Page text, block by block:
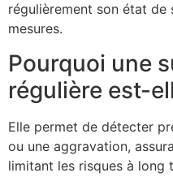
régulièrement son état de
mesures.
Pourquoi une
régulière est-
Elle permet de détecter
ou une aggravation,
limitant les risques à long